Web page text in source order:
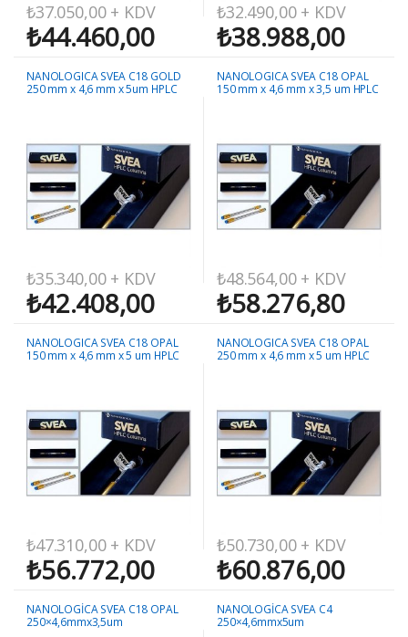
₺37.050,00+ KDV
₺44.460,00
₺32.490,00+ KDV
₺38.988,00
NANOLOGICA SVEA C18 GOLD
250 mm x 4,6 mm x 5um HPLC
₺35.340,00+ KDV
₺42.408,00
NANOLOGICA SVEA C18 OPAL
150 mm x 4,6 mm x 3,5 um HPLC
₺48.564,00+ KDV
₺58.276,80
NANOLOGICA SVEA C18 OPAL
150 mm x 4,6 mm x 5 um HPLC
₺47.310,00+ KDV
₺56.772,00
NANOLOGICA SVEA C18 OPAL
250 mm x 4,6 mm x 5 um HPLC
₺50.730,00+ KDV
₺60.876,00
NANOLOGİCA SVEA C18 OPAL
250×4,6mmx3,5um
NANOLOGİCA SVEA C4
250×4,6mmx5um